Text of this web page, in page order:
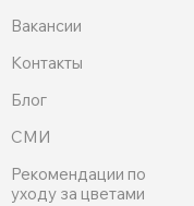
Вакансии
Блог
СМИ
Рекомендации по
уходу за цветами
Контакты